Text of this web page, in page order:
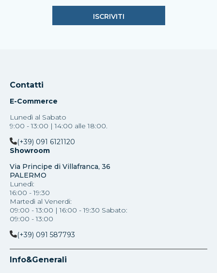
Contatti
E-Commerce
Lunedì al Sabato
9:00 - 13:00 | 14:00 alle 18:00.
(+39) 091 6121120
Showroom
Via Principe di Villafranca, 36
PALERMO
Lunedì:
16:00 - 19:30
Martedì al Venerdi:
09:00 - 13:00 | 16:00 - 19:30 Sabato:
09:00 - 13:00
(+39) 091 587793
Info&Generali